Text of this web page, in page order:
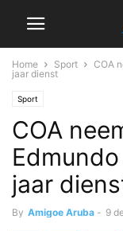
Home Sport
COA
jaar dienst
Sport
COA
jaar
By Amigoe Aruba - 9